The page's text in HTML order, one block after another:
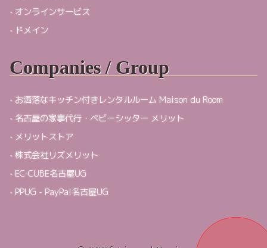
オンラインサービス
ドメイン
Companies / Group
お洒落なキッチン付きレンタルルーム Maison du Room
名古屋の家事代行・ベビーシッター メリット
メリットストア
株式会社リズメリット
EC-CUBE名古屋UG
PPUG - PayPal名古屋UG